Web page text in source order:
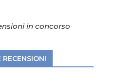
in concorso